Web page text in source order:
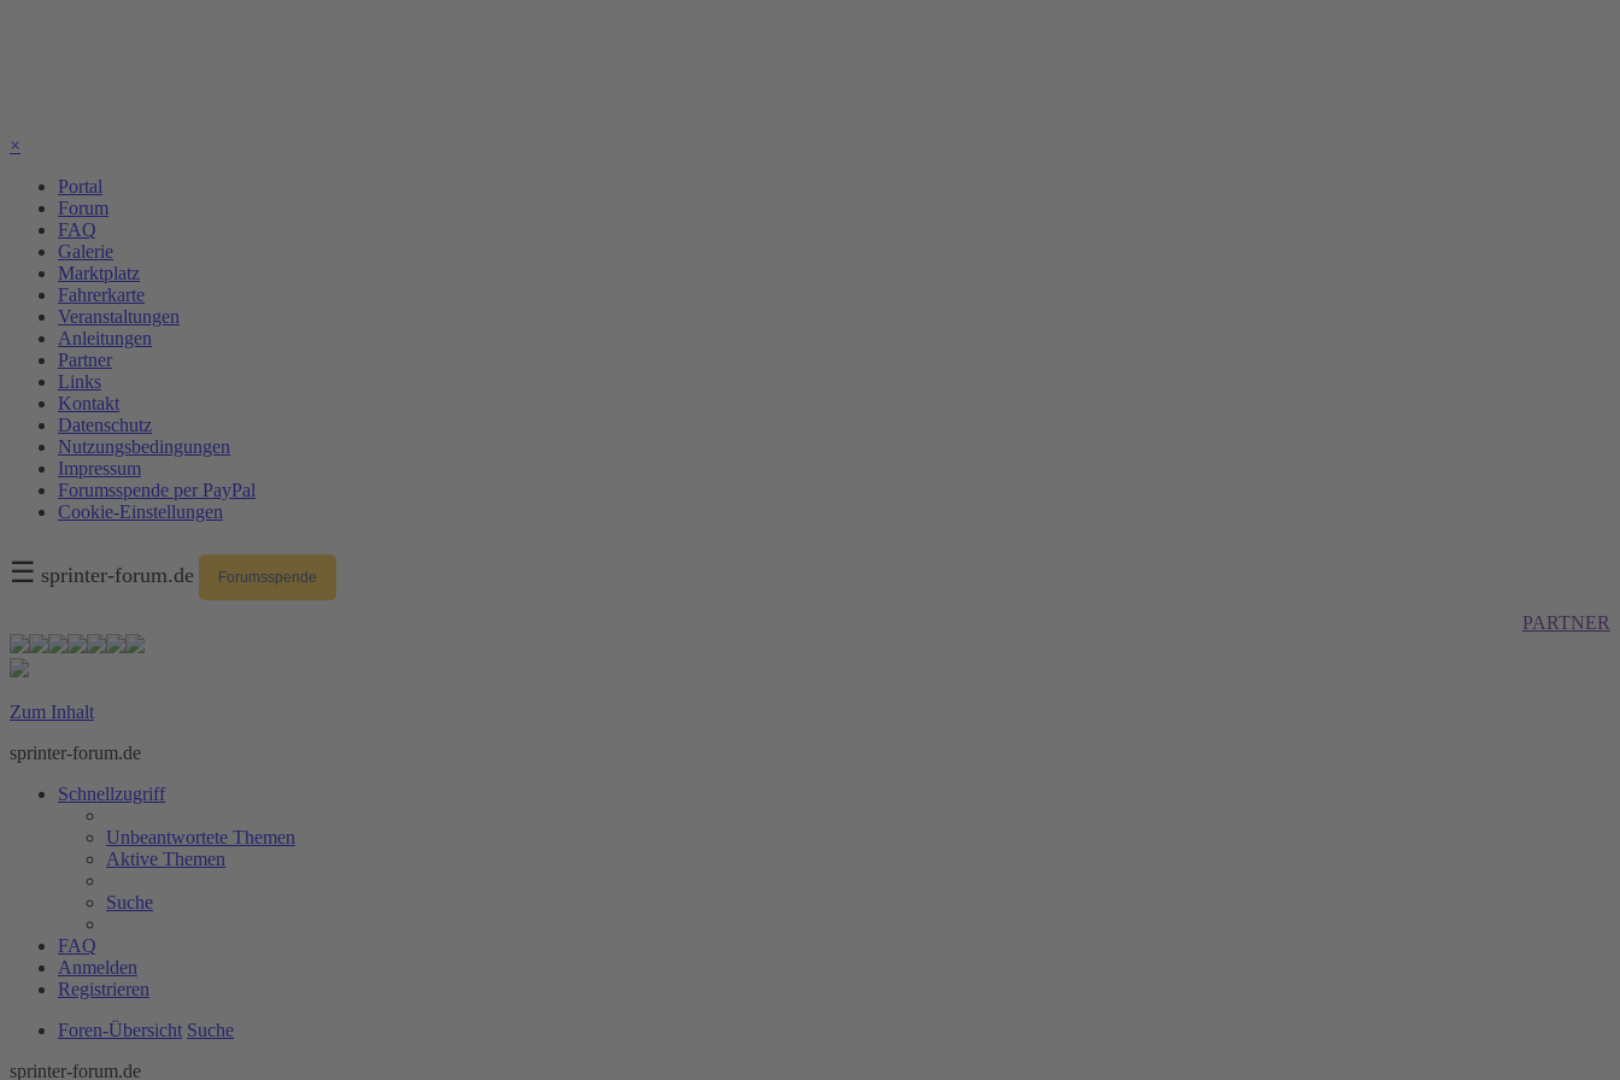
×
Portal
Forum
FAQ
Galerie
Marktplatz
Fahrerkarte
Veranstaltungen
Anleitungen
Partner
Links
Kontakt
Datenschutz
Nutzungsbedingungen
Impressum
Forumsspende per PayPal
Cookie-Einstellungen
☰ sprinter-forum.de Forumsspende
PARTNER
Zum Inhalt
sprinter-forum.de
Schnellzugriff
Unbeantwortete Themen
Aktive Themen
Suche
FAQ
Anmelden
Registrieren
Foren-Übersicht Suche
sprinter-forum.de